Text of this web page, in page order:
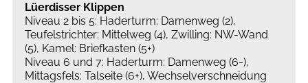
Lüerdisser Klippen
Niveau 2 bis 5: Haderturm: Damenweg (2),
Teufelstrichter: Mittelweg (4), Zwilling: NW-Wand
(5), Kamel: Briefkasten (5+)
Niveau 6 und 7: Haderturm: Damenweg (6-),
Mittagsfels: Talseite (6+), Wechselverschneidung